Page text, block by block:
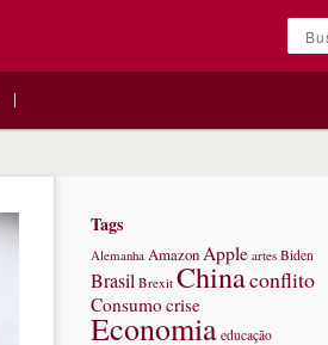
Tags
Alemanha Amazon Apple artes Biden
Brasil Brexit Chinaconflito
Consumocrise
Economia educação